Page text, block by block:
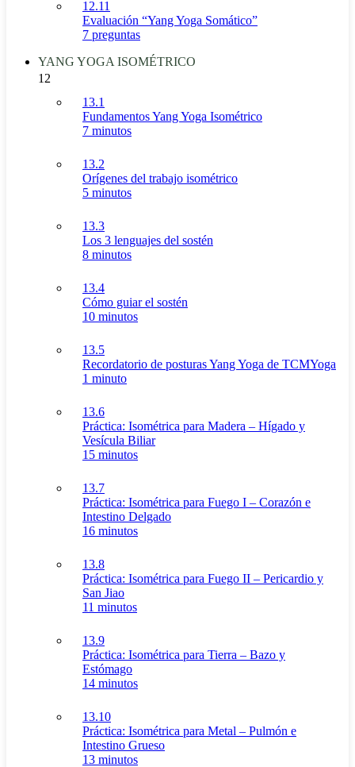
12.11
Evaluación “Yang Yoga Somático”
7 preguntas
YANG YOGA ISOMÉTRICO
12
13.1
Fundamentos Yang Yoga Isométrico
7 minutos
13.2
Orígenes del trabajo isométrico
5 minutos
13.3
Los 3 lenguajes del sostén
8 minutos
13.4
Cómo guiar el sostén
10 minutos
13.5
Recordatorio de posturas Yang Yoga de TCMYoga
1 minuto
13.6
Práctica: Isométrica para Madera – Hígado y
Vesícula Biliar
15 minutos
13.7
Práctica: Isométrica para Fuego I – Corazón e
Intestino Delgado
16 minutos
13.8
Práctica: Isométrica para Fuego II – Pericardio y
San Jiao
11 minutos
13.9
Práctica: Isométrica para Tierra – Bazo y
Estómago
14 minutos
13.10
Práctica: Isométrica para Metal – Pulmón e
Intestino Grueso
13 minutos